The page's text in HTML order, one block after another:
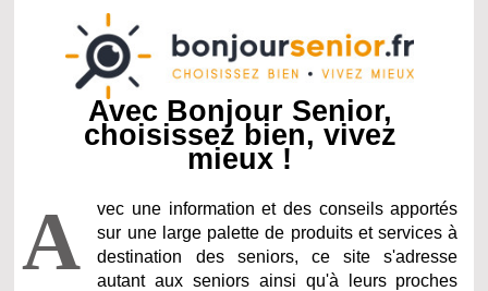
Avec Bonjour Senior,
choisissez bien, vivez
mieux !
A
vec une information et des conseils apportés
sur une large palette de produits et services à
destination des seniors, ce site s'adresse
autant aux seniors ainsi qu'à leurs proches